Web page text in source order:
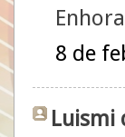
8 de
Luismi